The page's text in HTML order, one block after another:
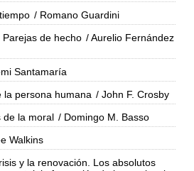
/ Romano Guardini
de hecho / Aurelio Fernández
Santamaría
la persona humana / John F. Crosby
de la moral / Domingo M. Basso
Walkins
y la renovación. Los absolutos